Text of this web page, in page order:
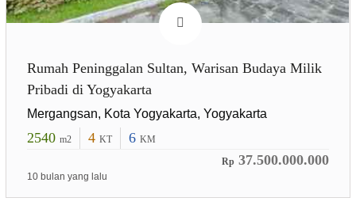
Rumah Peninggalan Sultan, Warisan Budaya Milik
Pribadi di Yogyakarta
Mergangsan, Kota Yogyakarta, Yogyakarta
2540 m2 4 KT 6 KM
Rp 37.500.000.000
10 bulan yang lalu